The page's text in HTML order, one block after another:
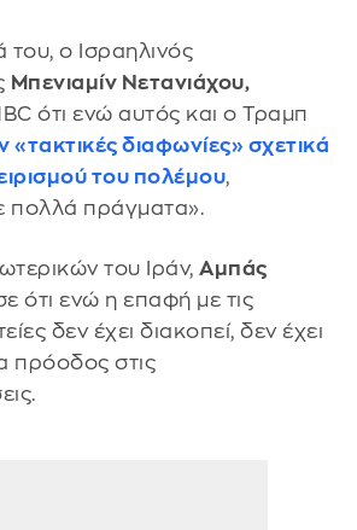
ο Ισραηλινός
Μπενιαμίν Νετανιάχου,
ότι ενώ αυτός και ο Τραμπ
«τακτικές διαφωνίες» σχετικά
του πολέμου,
πολλά πράγματα».
του Ιράν, Αμπάς
ότι ενώ η επαφή με τις
δεν έχει διακοπεί, δεν έχει
πρόοδος στις